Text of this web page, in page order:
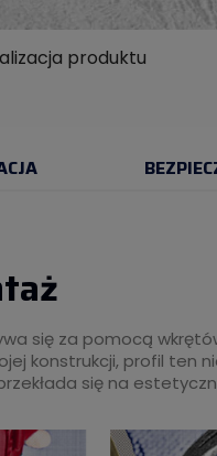
produktu
się za pomocą
konstrukcji, profil ten
się na